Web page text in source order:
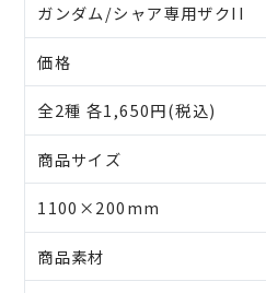
ガンダム/シャア専用ザクII
価格
全2種 各1,650円(税込)
商品サイズ
1100×200mm
商品素材